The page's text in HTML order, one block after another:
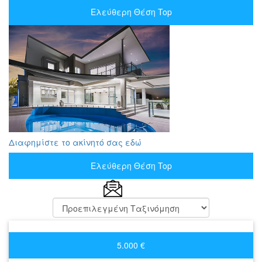
Ελεύθερη Θέση Top
Διαφημίστε το ακίνητό σας εδώ
Ελεύθερη Θέση Top
5.000 €